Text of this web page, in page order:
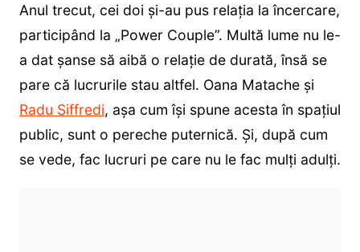
Anul trecut, cei doi și-au pus relația la încercare,
participând la „Power Couple”. Multă lume nu le-
a dat șanse să aibă o relație de durată, însă se
pare că lucrurile stau altfel. Oana Matache și
Radu Siffredi, așa cum își spune acesta în spațiul
public, sunt o pereche puternică. Și, după cum
se vede, fac lucruri pe care nu le fac mulți adulți.